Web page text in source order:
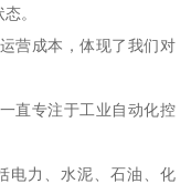
。
营成本，体现了我们对
直专注于工业自动化控
电力、水泥、石油、化